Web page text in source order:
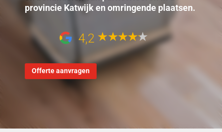
provincie Katwijk en omringende plaatsen.
4,2
Offerte aanvragen